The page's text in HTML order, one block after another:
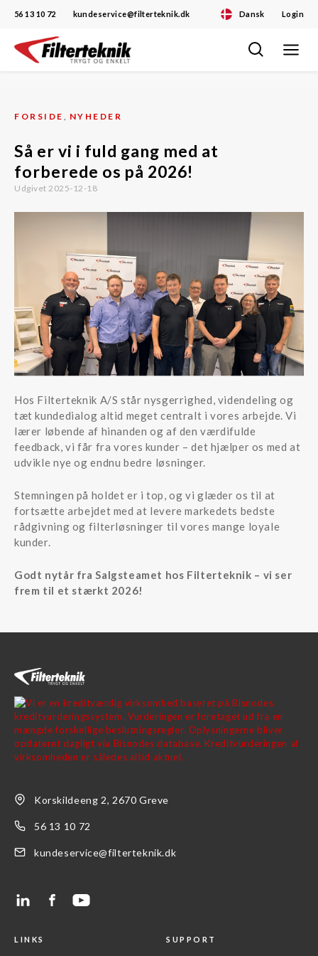
Dansk Login
56 13 10 72 kundeservice@filterteknik.dk
Skip
Toggle
FORSIDE , NYHEDER
Så er vi i fuld gang med at
forberede os på 2026!
Udgivet 2025-12-18
Hos Filterteknik A/S står nysgerrighed, videndeling og
tæt kundedialog altid meget centralt i vores arbejde. Vi
lærer løbende af hinanden og af den værdifulde
feedback, vi får fra vores kunder – det hjælper os med at
udvikle nye og endnu bedre løsninger.
Stemningen på holdet er i top, og vi glæder os til at
fortsætte arbejdet med at levere markedets bedste
rådgivning og filterløsninger til vores mange loyale
kunder.
Godt nytår fra Salgsteamet hos Filterteknik – vi ser
frem til et stærkt 2026!
Korskildeeng 2, 2670 Greve
56 13 10 72
kundeservice@filterteknik.dk
LINKS SUPPORT